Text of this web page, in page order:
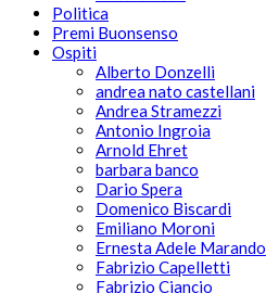
Politica
Premi Buonsenso
Ospiti
Alberto Donzelli
andrea nato castellani
Andrea Stramezzi
Antonio Ingroia
Arnold Ehret
barbara banco
Dario Spera
Domenico Biscardi
Emiliano Moroni
Ernesta Adele Marando
Fabrizio Capelletti
Fabrizio Ciancio